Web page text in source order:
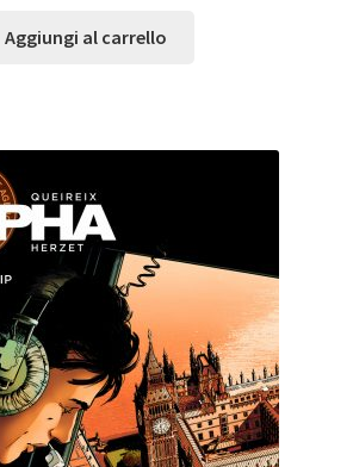
Aggiungi al carrello